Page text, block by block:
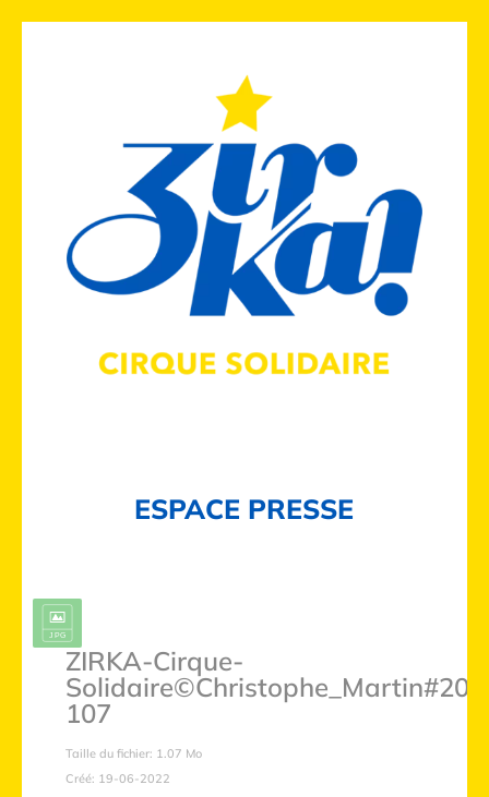
ESPACE PRESSE
ZIRKA-Cirque-
107
Taille du fichier: 1.07 Mo
Créé: 19-06-2022